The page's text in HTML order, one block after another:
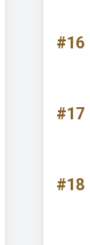
#16
#17
#18